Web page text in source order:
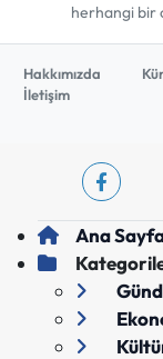
herhangi bir
Hakkımızda
İletişim
Ana